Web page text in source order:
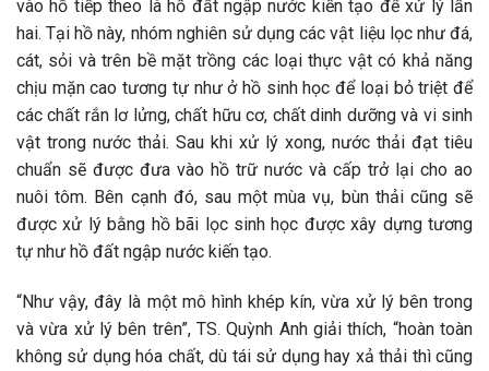
vào hồ tiếp theo là hồ đất ngập nước kiến tạo để xử lý lần
hai. Tại hồ này, nhóm nghiên sử dụng các vật liệu lọc như đá,
cát, sỏi và trên bề mặt trồng các loại thực vật có khả năng
chịu mặn cao tương tự như ở hồ sinh học để loại bỏ triệt để
các chất rắn lơ lửng, chất hữu cơ, chất dinh dưỡng và vi sinh
vật trong nước thải. Sau khi xử lý xong, nước thải đạt tiêu
chuẩn sẽ được đưa vào hồ trữ nước và cấp trở lại cho ao
nuôi tôm. Bên cạnh đó, sau một mùa vụ, bùn thải cũng sẽ
được xử lý bằng hồ bãi lọc sinh học được xây dựng tương
tự như hồ đất ngập nước kiến tạo.
“Như vậy, đây là một mô hình khép kín, vừa xử lý bên trong
và vừa xử lý bên trên”, TS. Quỳnh Anh giải thích, “hoàn toàn
không sử dụng hóa chất, dù tái sử dụng hay xả thải thì cũng